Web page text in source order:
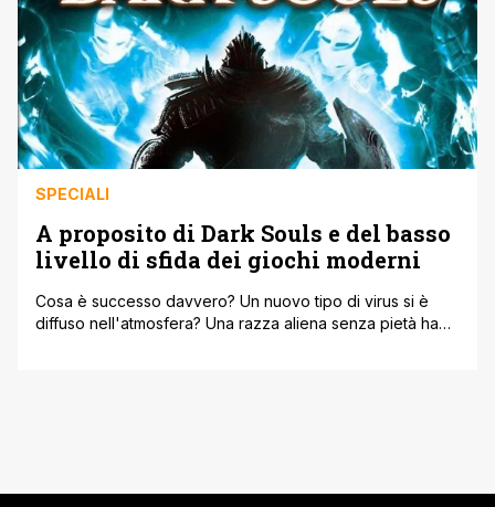
SPECIALI
A proposito di Dark Souls e del basso
livello di sfida dei giochi moderni
Cosa è successo davvero? Un nuovo tipo di virus si è
diffuso nell'atmosfera? Una razza aliena senza pietà ha